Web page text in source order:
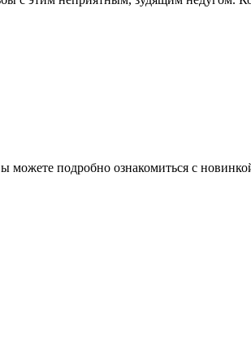
подробно ознакомиться с новинкой